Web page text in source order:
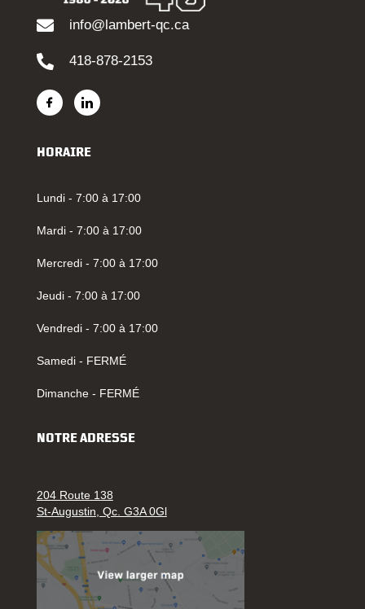
info@lambert-qc.ca
418-878-2153
HORAIRE
Lundi - 7:00 à 17:00
Mardi - 7:00 à 17:00
Mercredi - 7:00 à 17:00
Jeudi - 7:00 à 17:00
Vendredi - 7:00 à 17:00
Samedi - FERMÉ
Dimanche - FERMÉ
NOTRE ADRESSE
204 Route 138
St-Augustin, Qc. G3A 0Gl